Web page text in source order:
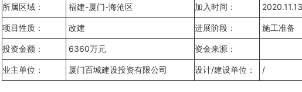
所属区域： 福建-厦门-海沧区 加入时间： 2020.11.13
项目性质： 改建 进展阶段： 施工准备
投资金额： 6360万元 资金来源：
业主单位： 厦门百城建设投资有限公司 设计/建设单位： /